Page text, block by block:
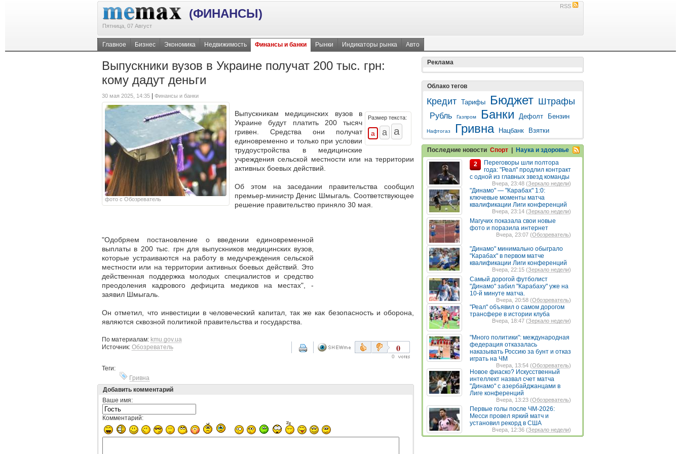
(ФИНАНСЫ)
Пятница, 07 Август
RSS
Главное Бизнес Экономика Недвижимость Финансы и банки Рынки Индикаторы рынка Авто
Выпускники вузов в Украине получат 200 тыс. грн:
кому дадут деньги
30 мая 2025, 14:35 Финансы и банки
фото с Обозреватель
Размер текста:
Выпускникам медицинских вузов в
Украинебудут платить 200 тысяч
гривен. Средства они получат
единовременно и только при условии
трудоустройства в медицинские
учреждения сельской местности или на территории
активных боевых действий.
Об этом на заседании правительства сообщил
премьер-министр Денис Шмыгаль. Соответствующее
решение правительство приняло 30 мая.
"Одобряем постановление о введении единовременной
выплаты в 200 тыс. грн для выпускников медицинских вузов
которые устраиваются на работу в медучреждения сельской
местности или на территории активных боевых действий. Это
действенная поддержка молодых специалистов и средство
преодоления кадрового дефицита медиков на местах", -
заявил Шмыгаль.
Он отметил, что инвестиции в человеческий капитал, так же как безопасность и оборона,
являются сквозной политикой правительства и государства.
По материалам: kmu.gov.ua
Источник: Обозреватель 0
0
Теги:
Гривна
Добавить комментарий
Ваше имя:
Комментарий:
Реклама
Облако тегов
Кредит Тарифы Бюджет Штрафы
Рубль Газпром Банки Дефолт Бензин
Нафтогаз Гривна Нацбанк Взятки
Последние новости Спорт
Наука и здоровье
2
Переговоры шли полтора
года: "Реал" продлил контракт
с одной из главных звезд команды
Вчера, 23:48 (Зеркало недели)
"Динамо" — "Карабах" 1:0:
ключевые моменты матча
квалификации Лиги конференций
Вчера, 23:14 (Зеркало недели)
Магучих показала свои новые
фото и поразила интернет
Вчера, 23:07 (Обозреватель)
"Динамо" минимально обыграло
"Карабах" в первом матче
квалификации Лиги конференций
Вчера, 22:15 (Зеркало недели)
Самый дорогой футболист
"Динамо" забил "Карабаху" уже на
10-й минуте матча.
Вчера, 20:58 (Обозреватель)
"Реал" объявил о самом дорогом
трансфере в истории клуба
Вчера, 18:47 (Зеркало недели)
"Много политики": международная
федерация отказалась
наказывать Россию за бунт и отказ
играть на ЧМ
Вчера, 13:54 (Обозреватель)
Новое фиаско? Искусственный
интеллект назвал счет матча
"Динамо" с азербайджанцами в
Лиге конференций
Вчера, 13:23 (Обозреватель)
Первые голы после ЧМ-2026:
Месси провел яркий матч и
установил рекорд в США
Вчера, 12:36 (Зеркало недели)